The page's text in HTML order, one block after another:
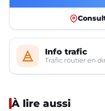
Info trafic
Trafic routier en
À lire aussi